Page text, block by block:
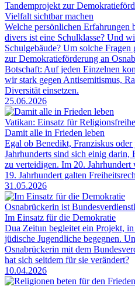
Tandemprojekt zur
Vielfalt sichtbar machen
Welche persönlichen Erfahrungen
divers ist eine Schulklasse? Und
Schulgebäude? Um solche
zur Demokratieförderung an
Botschaft: Auf jeden Einzelnen
wir stark gegen Antisemitismus,
Diversität einsetzen.
25.06.2026
Vatikan: Einsatz für
Damit alle in Frieden leben
Egal ob Benedikt, Franziskus oder
Jahrhunderts sind sich einig
zu verteidigen. Im 20.
19. Jahrhundert galten
31.05.2026
Osnabrückerin ist
Im Einsatz für die Demokratie
Dua Zeitun begleitet ein Projekt,
jüdische Jugendliche begegnen.
Osnabrückerin mit dem
hat sich seitdem für sie verändert?
10.04.2026